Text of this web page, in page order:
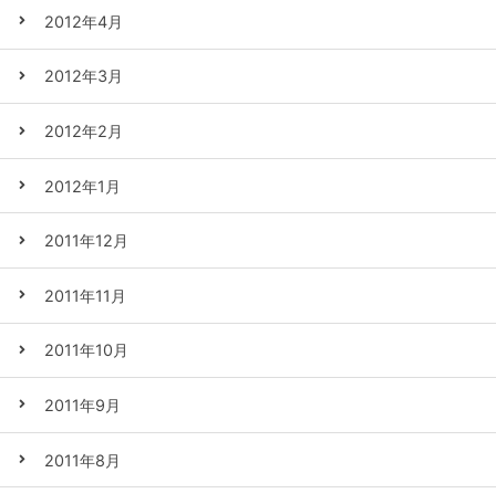
2012年4月
2012年3月
2012年2月
2012年1月
2011年12月
2011年11月
2011年10月
2011年9月
2011年8月